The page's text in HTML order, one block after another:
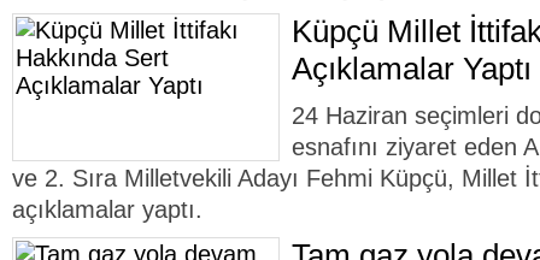
Küpçü Millet
Açıklamalar Yaptı
24 Haziran seçimleri
esnafını ziyaret eden
ve 2. Sıra Milletvekili Adayı Fehmi Küpçü, Millet
açıklamalar yaptı.